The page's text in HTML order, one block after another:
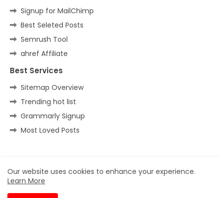
Signup for MailChimp
Best Seleted Posts
Semrush Tool
ahref Affiliate
Best Services
Sitemap Overview
Trending hot list
Grammarly Signup
Most Loved Posts
Home Contact us Privacy Policy
Our website uses cookies to enhance your experience.
Learn More